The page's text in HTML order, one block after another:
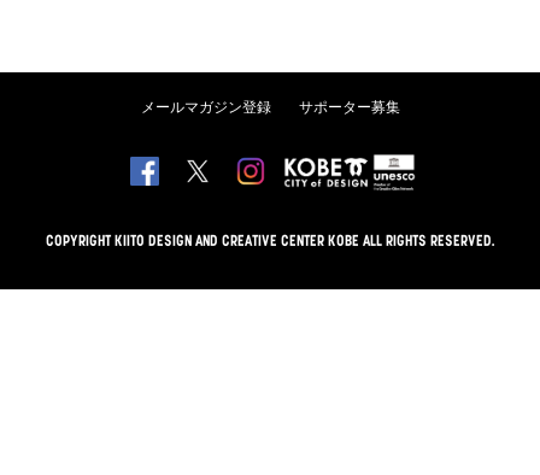
メールマガジン登録 サポーター募集
COPYRIGHT KIITO DESIGN AND CREATIVE CENTER KOBE ALL RIGHTS RESERVED.